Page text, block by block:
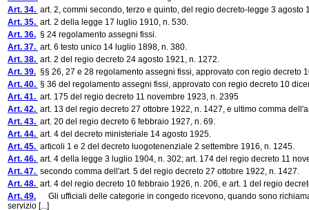
Art. 34. art. 2, commi secondo, terzo e quinto, del regio decreto-legge 3 agosto
Art. 35. art. 2 della legge 17 luglio 1910, n. 530.
Art. 36. § 24 regolamento assegni fissi.
Art. 37. art. 6 testo unico 14 luglio 1898, n. 380.
Art. 38. art. 2 del regio decreto 24 agosto 1921, n. 1272.
Art. 39. §§ 26, 27 e 28 regolamento assegni fissi, approvato con regio decreto
Art. 40. § 36 del regolamento assegni fissi, approvato con regio decreto 10
Art. 41. art. 175 del regio decreto 11 novembre 1923, n. 2395
Art. 42. art. 13 del regio decreto 27 ottobre 1922, n. 1427, e ultimo comma
Art. 43. art. 20 del regio decreto 6 febbraio 1927, n. 69.
Art. 44. art. 4 del decreto ministeriale 14 agosto 1925.
Art. 45. articoli 1 e 2 del decreto luogotenenziale 2 settembre 1916, n. 1245.
Art. 46. art. 4 della legge 3 luglio 1904, n. 302; art. 174 del regio decreto 11
Art. 47. secondo comma dell'art. 5 del regio decreto 27 ottobre 1922, n. 1427.
Art. 48. art. 4 del regio decreto 10 febbraio 1926, n. 206, e art. 1 del regio
Art. 49. Gli ufficiali delle categorie in congedo ricevono, quando sono
servizio [...]